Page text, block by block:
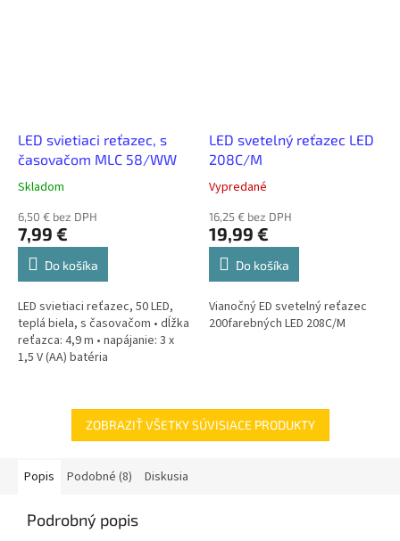
LED svietiaci reťazec, s
časovačom MLC 58/WW
Skladom
6,50 € bez DPH
7,99 €
Do košíka
LED svietiaci reťazec, 50 LED,
teplá biela, s časovačom • dĺžka
reťazca: 4,9 m • napájanie: 3 x
1,5 V (AA) batéria
LED svetelný reťazec LED
208C/M
Vypredané
16,25 € bez DPH
19,99 €
Do košíka
Vianočný ED svetelný reťazec
200farebných LED 208C/M
ZOBRAZIŤ VŠETKY SÚVISIACE PRODUKTY
Popis Podobné (8) Diskusia
Podrobný popis